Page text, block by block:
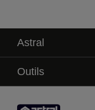
Astral
La marque
Service technique
Contact
Outils